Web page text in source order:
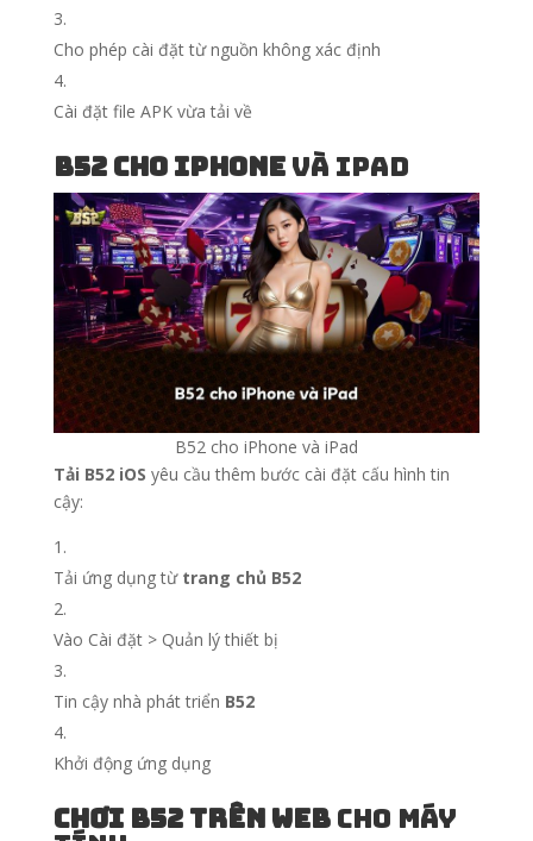
Cho phép cài đặt từ nguồn không xác định
Cài đặt file APK vừa tải về
B52 cho iPhonevà iPad
B52 cho iPhone và iPad
Tải B52 iOS yêu cầu thêm bước cài đặt cấu hình tin
cậy:
Tải ứng dụng từ trang chủ B52
Vào Cài đặt > Quản lý thiết bị
Tin cậy nhà phát triển B52
Khởi động ứng dụng
Chơi B52 trên webcho máy